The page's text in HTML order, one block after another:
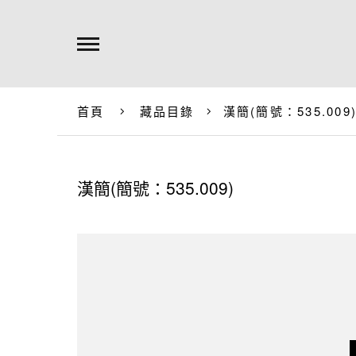
首頁 藏品目錄 漢簡(簡號：535.009)
漢簡(簡號：535.009)